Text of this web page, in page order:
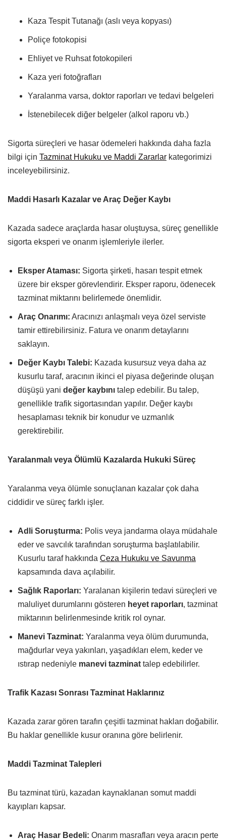
Kaza Tespit Tutanağı (aslı veya kopyası)
Poliçe fotokopisi
Ehliyet ve Ruhsat fotokopileri
Kaza yeri fotoğrafları
Yaralanma varsa, doktor raporları ve tedavi belgeleri
İstenebilecek diğer belgeler (alkol raporu vb.)
Sigorta süreçleri ve hasar ödemeleri hakkında daha fazla
bilgi için Tazminat Hukuku ve Maddi Zararlar kategorimizi
inceleyebilirsiniz.
Maddi Hasarlı Kazalar ve Araç Değer Kaybı
Kazada sadece araçlarda hasar oluştuysa, süreç genellikle
sigorta eksperi ve onarım işlemleriyle ilerler.
Eksper Ataması: Sigorta şirketi, hasarı tespit etmek
üzere bir eksper görevlendirir. Eksper raporu, ödenecek
tazminat miktarını belirlemede önemlidir.
Araç Onarımı: Aracınızı anlaşmalı veya özel serviste
tamir ettirebilirsiniz. Fatura ve onarım detaylarını
saklayın.
Değer Kaybı Talebi: Kazada kusursuz veya daha az
kusurlu taraf, aracının ikinci el piyasa değerinde oluşan
düşüşü yani değer kaybını talep edebilir. Bu talep,
genellikle trafik sigortasından yapılır. Değer kaybı
hesaplaması teknik bir konudur ve uzmanlık
gerektirebilir.
Yaralanmalı veya Ölümlü Kazalarda Hukuki Süreç
Yaralanma veya ölümle sonuçlanan kazalar çok daha
ciddidir ve süreç farklı işler.
Adli Soruşturma: Polis veya jandarma olaya müdahale
eder ve savcılık tarafından soruşturma başlatılabilir.
Kusurlu taraf hakkında Ceza Hukuku ve Savunma
kapsamında dava açılabilir.
Sağlık Raporları: Yaralanan kişilerin tedavi süreçleri ve
maluliyet durumlarını gösteren heyet raporları, tazminat
miktarının belirlenmesinde kritik rol oynar.
Manevi Tazminat: Yaralanma veya ölüm durumunda,
mağdurlar veya yakınları, yaşadıkları elem, keder ve
ıstırap nedeniyle manevi tazminat talep edebilirler.
Trafik Kazası Sonrası Tazminat Haklarınız
Kazada zarar gören tarafın çeşitli tazminat hakları doğabilir.
Bu haklar genellikle kusur oranına göre belirlenir.
Maddi Tazminat Talepleri
Bu tazminat türü, kazadan kaynaklanan somut maddi
kayıpları kapsar.
Araç Hasar Bedeli: Onarım masrafları veya aracın perte